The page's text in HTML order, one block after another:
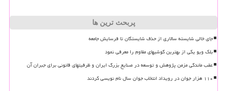
پربحث ترین ها
جای خالی شایسته سالاری از حذف شایستگان تا فرسایش جامعه
بلک ویو یکی از بهترین گوشیهای مقاوم را معرفی نمود
عقب ماندگی مزمن پژوهش و توسعه در صنایع بزرگ ایران و ظرفیتهای قانونی برای جبران آن
۱۱۰ هزار جوان در رویداد انتخاب جوان سال نام نویسی کردند